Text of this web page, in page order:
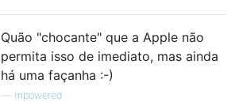
Quão "chocante" que a Apple não
permita isso de imediato, mas ainda
há uma façanha :-)
mpowered